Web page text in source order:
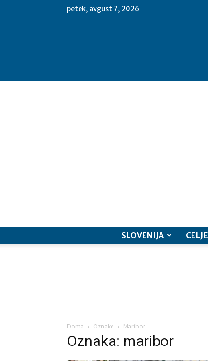
petek, avgust 7, 2026
SLOVENIJA CELJE
Doma Oznake Maribor
Oznaka: maribor